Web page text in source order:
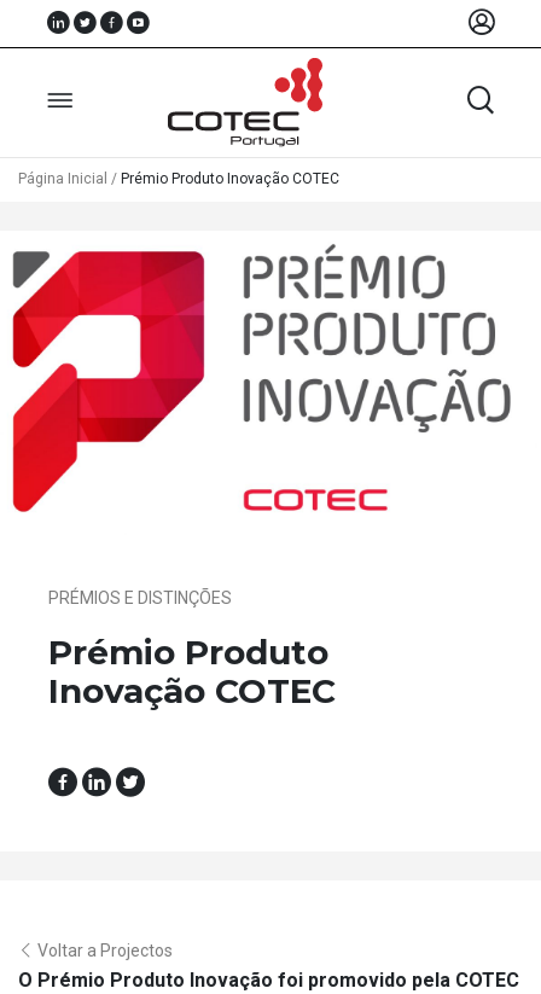
Nós
Associados
Recursos
Notícias
Eventos
Projectos
Página Inicial / Prémio Produto Inovação COTEC
PRÉMIOS E DISTINÇÕES
Prémio Produto
Inovação COTEC
Voltar a Projectos
O Prémio Produto Inovação foi promovido pela COTEC